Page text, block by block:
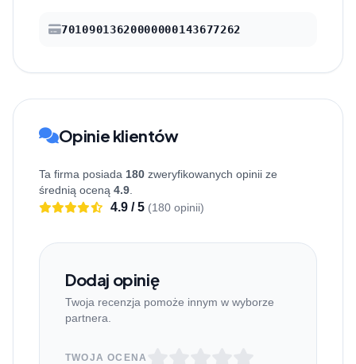
70109013620000000143677262
Opinie klientów
Ta firma posiada 180 zweryfikowanych opinii ze
średnią oceną 4.9
4.9 / 5 (180 opinii)
Dodaj opinię
Twoja recenzja pomoże innym w wyborze
partnera.
TWOJA OCENA